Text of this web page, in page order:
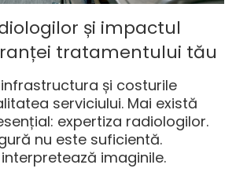
și impactul
tratamentului tău
și costurile
serviciului. Mai există
expertiza radiologilor.
nu este suficientă.
imaginile.